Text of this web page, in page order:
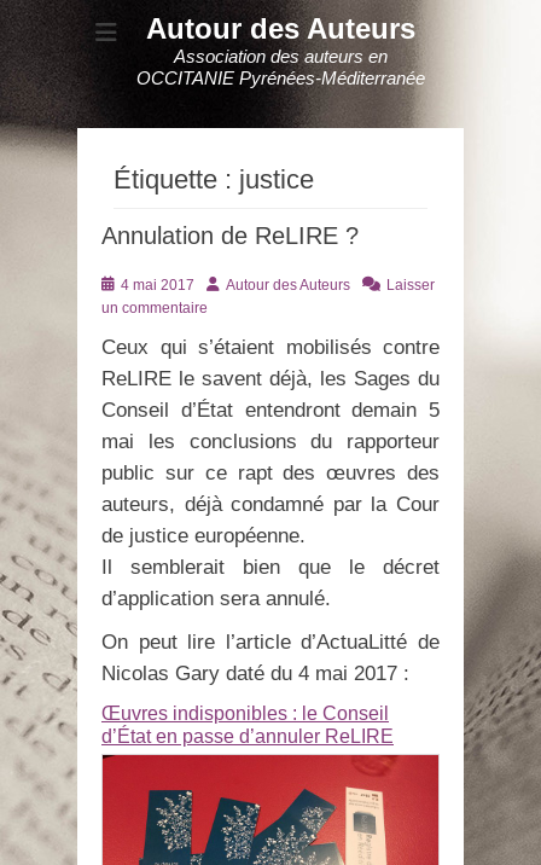
Autour des Auteurs
Association des auteurs en
OCCITANIE Pyrénées-Méditerranée
Étiquette : justice
Annulation de ReLIRE ?
Posté
le
4 mai 2017 AuteurAutour des Auteurs
Laisser
un commentaire
Ceux qui s’étaient mobilisés contre
ReLIRE le savent déjà, les Sages du
Conseil d’État entendront demain 5
mai les conclusions du rapporteur
public sur ce rapt des œuvres des
auteurs, déjà condamné par la Cour
de justice européenne.
Il semblerait bien que le décret
d’application sera annulé.
On peut lire l’article d’ActuaLitté de
Nicolas Gary daté du 4 mai 2017 :
Œuvres indisponibles : le Conseil
d’État en passe d’annuler ReLIRE